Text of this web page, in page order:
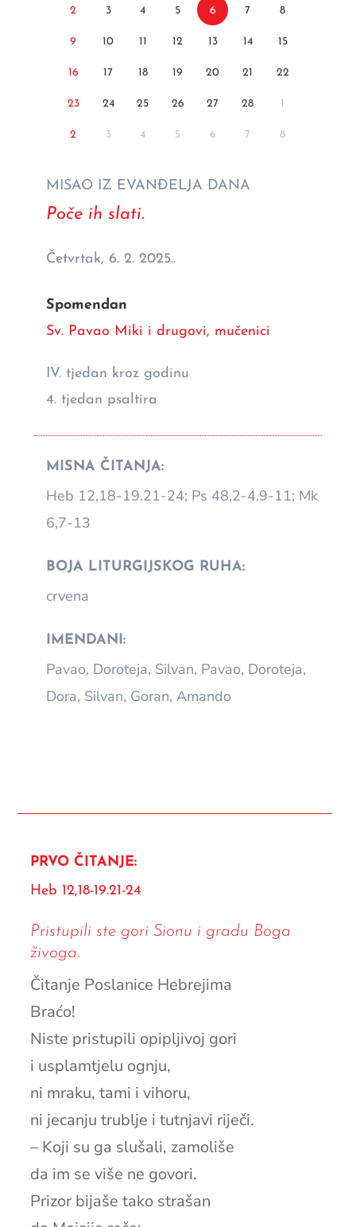
2 3 4 5 6 7 8
9 10 11 12 13 14 15
16 17 18 19 20 21 22
23 24 25 26 27 28 1
2 3 4 5 6 7 8
MISAO IZ EVANĐELJA DANA
Poče ih slati.
Četvrtak, 6. 2. 2025..
Spomendan
Sv. Pavao Miki i drugovi, mučenici
IV. tjedan kroz godinu
4. tjedan psaltira
MISNA ČITANJA:
Heb 12,18-19.21-24; Ps 48,2-4.9-11; Mk
6,7-13
BOJA LITURGIJSKOG RUHA:
crvena
IMENDANI:
Pavao, Doroteja, Silvan, Pavao, Doroteja,
Dora, Silvan, Goran, Amando
PRVO ČITANJE:
Heb 12,18-19.21-24
Pristupili ste gori Sionu i gradu Boga
živoga.
Čitanje Poslanice Hebrejima
Braćo!
Niste pristupili opipljivoj gori
i usplamtjelu ognju,
ni mraku, tami i vihoru,
ni jecanju trublje i tutnjavi riječi.
– Koji su ga slušali, zamoliše
da im se više ne govori.
Prizor bijaše tako strašan